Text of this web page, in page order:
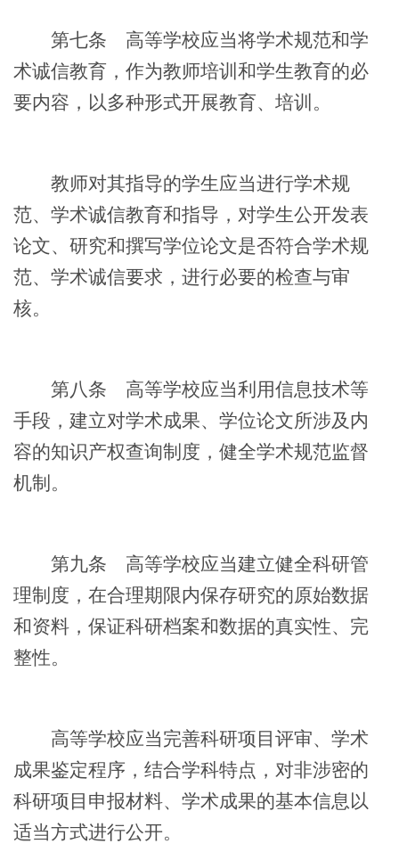
第七条 高等学校应当将学术规范和学
术诚信教育，作为教师培训和学生教育的必
要内容，以多种形式开展教育、培训。
教师对其指导的学生应当进行学术规
范、学术诚信教育和指导，对学生公开发表
论文、研究和撰写学位论文是否符合学术规
范、学术诚信要求，进行必要的检查与审
核。
第八条 高等学校应当利用信息技术等
手段，建立对学术成果、学位论文所涉及内
容的知识产权查询制度，健全学术规范监督
机制。
第九条 高等学校应当建立健全科研管
理制度，在合理期限内保存研究的原始数据
和资料，保证科研档案和数据的真实性、完
整性。
高等学校应当完善科研项目评审、学术
成果鉴定程序，结合学科特点，对非涉密的
科研项目申报材料、学术成果的基本信息以
适当方式进行公开。